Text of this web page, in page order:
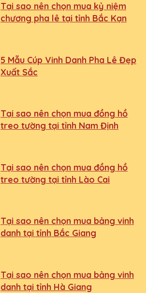
Tại sao nên chọn mua kỷ niệm
chương pha lê tại tỉnh Bắc Kạn
5 Mẫu Cúp Vinh Danh Pha Lê Đẹp
Xuất Sắc
Tại sao nên chọn mua đồng hồ
treo tường tại tỉnh Nam Định
Tại sao nên chọn mua đồng hồ
treo tường tại tỉnh Lào Cai
Tại sao nên chọn mua bảng vinh
danh tại tỉnh Bắc Giang
Tại sao nên chọn mua bảng vinh
danh tại tỉnh Hà Giang